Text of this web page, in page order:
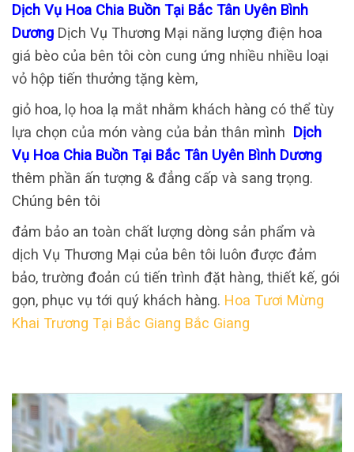
Dịch Vụ Hoa Chia Buồn Tại Bắc Tân Uyên Bình
Dương Dịch Vụ Thương Mại năng lượng điện hoa
giá bèo của bên tôi còn cung ứng nhiều nhiều loại
vỏ hộp tiến thưởng tặng kèm,
giỏ hoa, lọ hoa lạ mắt nhằm khách hàng có thể tùy
lựa chọn của món vàng của bản thân mình Dịch
Vụ Hoa Chia Buồn Tại Bắc Tân Uyên Bình Dương
thêm phần ấn tượng & đẳng cấp và sang trọng.
Chúng bên tôi
đảm bảo an toàn chất lượng dòng sản phẩm và
dịch Vụ Thương Mại của bên tôi luôn được đảm
bảo, trường đoản cú tiến trình đặt hàng, thiết kế, gói
gọn, phục vụ tới quý khách hàng. Hoa Tươi Mừng
Khai Trương Tại Bắc Giang Bắc Giang